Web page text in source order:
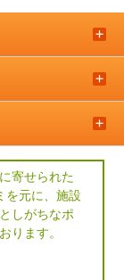
寄せられた
を元に、施設
しがちなポ
ります。